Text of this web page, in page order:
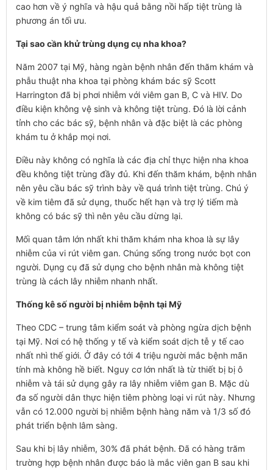
cao hơn về ý nghĩa và hậu quả bằng nồi hấp tiệt trùng là
phương án tối ưu.
Tại sao cần khử trùng dụng cụ nha khoa?
Năm 2007 tại Mỹ, hàng ngàn bệnh nhân đến thăm khám và
phẫu thuật nha khoa tại phòng khám bác sỹ Scott
Harrington đã bị phơi nhiễm với viêm gan B, C và HIV. Do
điều kiện không vệ sinh và không tiệt trùng. Đó là lời cảnh
tỉnh cho các bác sỹ, bệnh nhân và đặc biệt là các phòng
khám tu ở khắp mọi nơi.
Điều này không có nghĩa là các địa chỉ thực hiện nha khoa
đều không tiệt trùng đầy đủ. Khi đến thăm khám, bệnh nhân
nên yêu cầu bác sỹ trình bày về quá trình tiệt trùng. Chú ý
về kim tiêm đã sử dụng, thuốc hết hạn và trợ lý tiếm mà
không có bác sỹ thì nên yêu cầu dừng lại.
Mối quan tâm lớn nhất khi thăm khám nha khoa là sự lây
nhiễm của vi rút viêm gan. Chúng sống trong nước bọt con
người. Dụng cụ đã sử dụng cho bệnh nhân mà không tiệt
trùng là cách lây nhiễm nhanh nhất.
Thống kê số người bị nhiễm bệnh tại Mỹ
Theo CDC – trung tâm kiểm soát và phòng ngừa dịch bệnh
tại Mỹ. Nơi có hệ thống y tế và kiểm soát dịch tễ y tế cao
nhất nhì thế giới. Ở đây có tới 4 triệu người mắc bệnh mãn
tính mà không hề biết. Nguy cơ lớn nhất là từ thiết bị bị ô
nhiễm và tái sử dụng gây ra lây nhiễm viêm gan B. Mặc dù
đa số người dân thực hiện tiêm phòng loại vi rút này. Nhưng
vẫn có 12.000 người bị nhiễm bệnh hàng năm và 1/3 số đó
phát triển bệnh lâm sàng.
Sau khi bị lây nhiễm, 30% đã phát bệnh. Đã có hàng trăm
trường hợp bệnh nhân được báo là mắc viên gan B sau khi